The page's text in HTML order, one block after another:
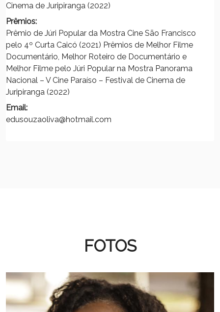
Cinema de Juripiranga (2022)
Prêmios:
Prêmio de Júri Popular da Mostra Cine São Francisco
pelo 4º Curta Caicó (2021) Prêmios de Melhor Filme
Documentário, Melhor Roteiro de Documentário e
Melhor Filme pelo Júri Popular na Mostra Panorama
Nacional – V Cine Paraíso – Festival de Cinema de
Juripiranga (2022)
Email:
edusouzaoliva@hotmail.com
FOTOS